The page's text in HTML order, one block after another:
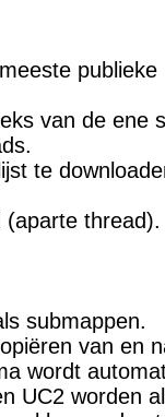
van de ene
te
(aparte thread).
submappen.
van en
wordt
UC2 worden